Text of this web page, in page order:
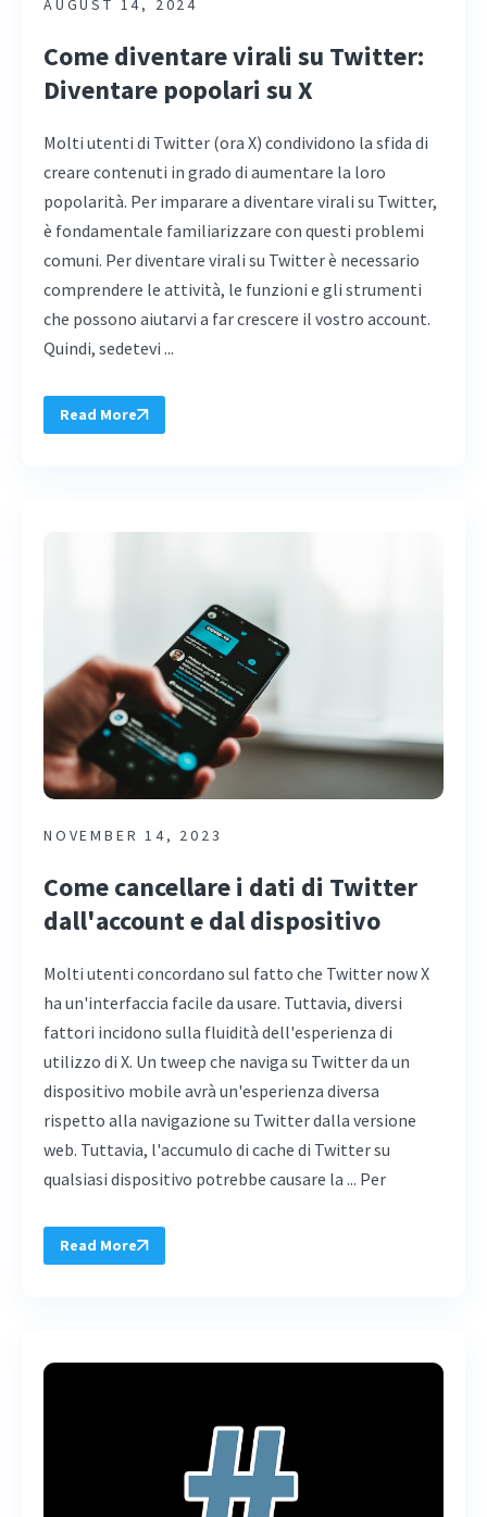
AUGUST 14, 2024
Come diventare virali su Twitter:
Diventare popolari su X
Molti utenti di Twitter (ora X) condividono la sfida di
creare contenuti in grado di aumentare la loro
popolarità. Per imparare a diventare virali su Twitter,
è fondamentale familiarizzare con questi problemi
comuni. Per diventare virali su Twitter è necessario
comprendere le attività, le funzioni e gli strumenti
che possono aiutarvi a far crescere il vostro account.
Quindi, sedetevi ...
Read More
NOVEMBER 14, 2023
Come cancellare i dati di Twitter
dall'account e dal dispositivo
Molti utenti concordano sul fatto che Twitter now X
ha un'interfaccia facile da usare. Tuttavia, diversi
fattori incidono sulla fluidità dell'esperienza di
utilizzo di X. Un tweep che naviga su Twitter da un
dispositivo mobile avrà un'esperienza diversa
rispetto alla navigazione su Twitter dalla versione
web. Tuttavia, l'accumulo di cache di Twitter su
qualsiasi dispositivo potrebbe causare la ... Per
Read More